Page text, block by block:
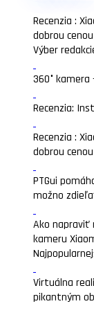
Recenzia :
dobrou
Výber
360° kamera
Recenzia:
Recenzia :
dobrou
PTGui
možno
Ako napraviť
kameru
Virtuálna
pikantným